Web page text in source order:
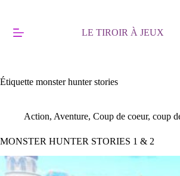
LE TIROIR À JEUX
Étiquette monster hunter stories
Action, Aventure, Coup de coeur, coup
MONSTER HUNTER STORIES 1 & 2